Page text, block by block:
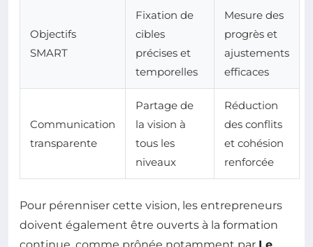
Objectifs
SMART
Fixation de
cibles
précises et
temporelles
Mesure des
progrès et
ajustements
efficaces
Communication
transparente
Partage de
la vision à
tous les
niveaux
Réduction
des conflits
et cohésion
renforcée
Pour pérenniser cette vision, les entrepreneurs
doivent également être ouverts à la formation